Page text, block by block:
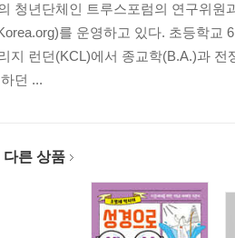
자유 452
법적 배경 452
에서의 종교적 표현 461
프로그램 472
단(Special Groups) 485
제들이 앞선 장들과 다른 이유 485
: 사람들의 삶을 통제하는 보이지 않는
청년단체인 트루스포럼의 연구위
를 운영하고 있다. 초등학교
지 런던(KCL)에서 종교학(B.A.)과
던 ...
다른 상품